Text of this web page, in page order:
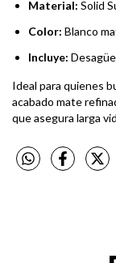
Material: Solid
Color: Blanco
Incluye: Desagüe
Ideal para quienes
acabado mate
que asegura larga